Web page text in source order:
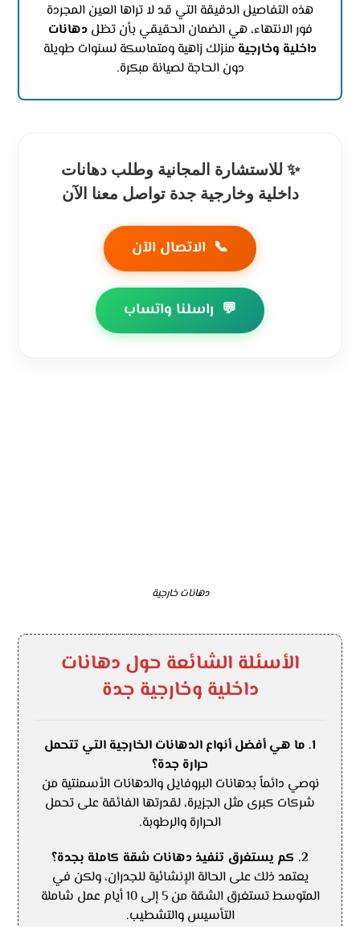
هذه التفاصيل الدقيقة التي قد لا تراها العين المجردة
فور الانتهاء، هي الضمان الحقيقي بأن تظلدهانات
داخلية وخارجية منزلك زاهية ومتماسكة لسنوات طويلة
دون الحاجة لصيانة مبكرة.
✨ للاستشارة المجانية وطلب دهانات
داخلية وخارجية جدة تواصل معنا الآن
📞 الاتصال الآن
💬 راسلنا واتساب
دهانات خارجية
الأسئلة الشائعة حول دهانات
داخلية وخارجية جدة
1. ما هي أفضل أنواع الدهانات الخارجية التي تتحمل
حرارة جدة؟
نوصي دائماً بدهانات البروفايل والدهانات الأسمنتية من
شركات كبرى مثل الجزيرة، لقدرتها الفائقة على تحمل
الحرارة والرطوبة.
2. كم يستغرق تنفيذ دهانات شقة كاملة بجدة؟
يعتمد ذلك على الحالة الإنشائية للجدران، ولكن في
المتوسط تستغرق الشقة من 5 إلى 10 أيام عمل شاملة
التأسيس والتشطيب.